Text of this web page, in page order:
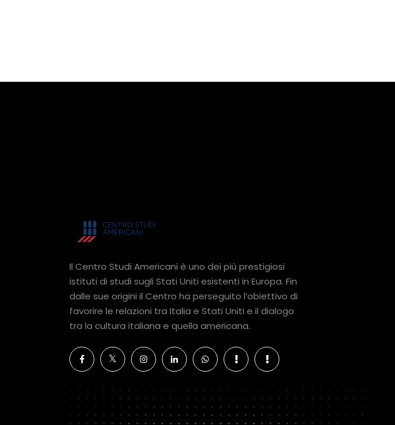
Il Centro Studi Americani è uno dei più prestigiosi
istituti di studi sugli Stati Uniti esistenti in Europa. Fin
dalle sue origini il Centro ha perseguito l’obiettivo di
favorire le relazioni tra Italia e Stati Uniti e il dialogo
tra la cultura italiana e quella americana.